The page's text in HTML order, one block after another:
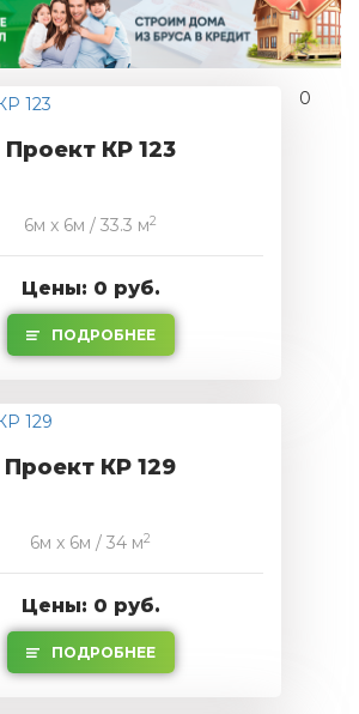
0
Проект КР 123
6м x 6м / 33.3 м2
Цены: 0 руб.
ПОДРОБНЕЕ
Проект КР 129
6м x 6м / 34 м2
Цены: 0 руб.
ПОДРОБНЕЕ